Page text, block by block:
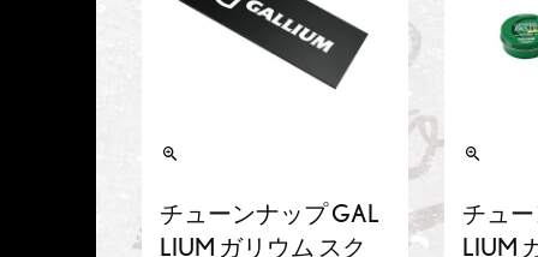
チューンナップ GAL
LIUM ガリウム スク
チュ
LIUM